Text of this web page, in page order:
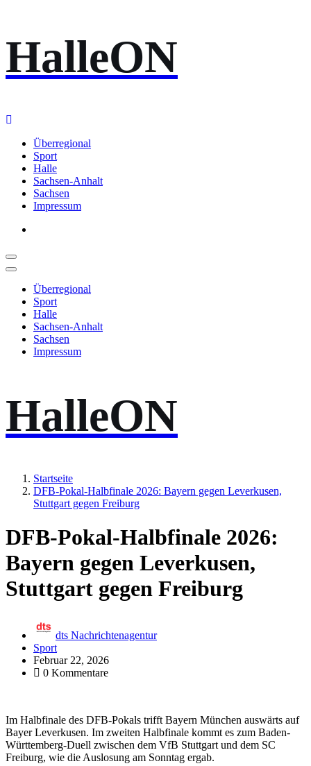
Inhalt
springen
HalleON
Überregional
Sport
Halle
Sachsen-Anhalt
Sachsen
Impressum
Überregional
Sport
Halle
Sachsen-Anhalt
Sachsen
Impressum
HalleON
Startseite
DFB-Pokal-Halbfinale 2026: Bayern gegen Leverkusen,
Stuttgart gegen Freiburg
DFB-Pokal-Halbfinale 2026:
Bayern gegen Leverkusen,
Stuttgart gegen Freiburg
dts Nachrichtenagentur
Sport
Februar 22, 2026
0 Kommentare
Im Halbfinale des DFB-Pokals trifft Bayern München auswärts auf
Bayer Leverkusen. Im zweiten Halbfinale kommt es zum Baden-
Württemberg-Duell zwischen dem VfB Stuttgart und dem SC
Freiburg, wie die Auslosung am Sonntag ergab.